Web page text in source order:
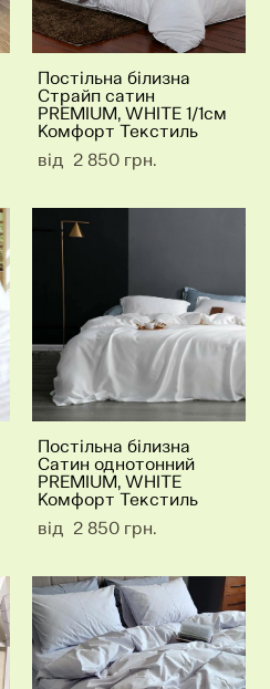
Постільна білизна
Страйп сатин
PREMIUM, WHITE 1/1см
Комфорт Текстиль
від 2 850 грн.
Постільна білизна
Сатин однотонний
PREMIUM, WHITE
Комфорт Текстиль
від 2 850 грн.